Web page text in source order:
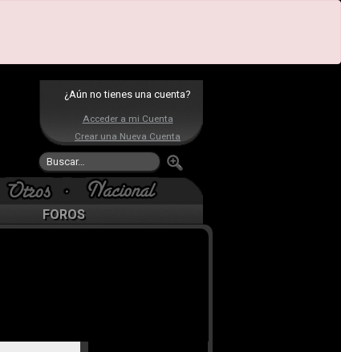
¿Aún no tienes una cuenta?
Acceder a mi Cuenta
Crear una Nueva Cuenta
FOROS